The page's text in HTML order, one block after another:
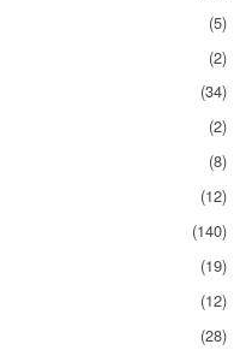
(5)
(2)
(34)
(2)
(8)
(12)
(140)
(19)
(12)
(28)